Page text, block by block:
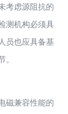
考虑源阻抗的
测机构必须具
员也应具备基
。
磁兼容性能的